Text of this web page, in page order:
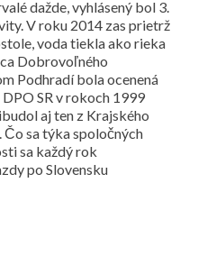
dažde, vyhlásený bol 3.
V roku 2014 zas prietrž
voda tiekla ako rieka
Dobrovoľného
Podhradí bola ocenená
SR v rokoch 1999
aj ten z Krajského
sa týka spoločných
sa každý rok
po Slovensku